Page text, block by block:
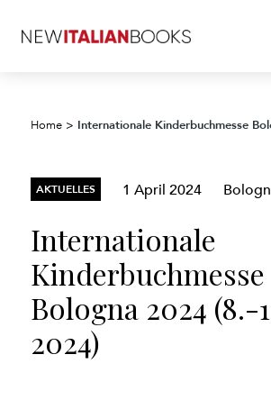
Home > Internationale Kinderbuchmesse Bologna
AKTUELLES 1 April 2024
Internationale
Kinderbuchmesse
Bologna 2024 (8.-
2024)